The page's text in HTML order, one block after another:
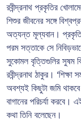
রবীন্দ্রনাথ প্রকৃতির
শিশুর জীবনের সঙ্গে
অত্যন্ত মূল্যবান।
পরম সত্তাকে সে
সুকোমল বৃত্তিগুলির সুষম
রবীন্দ্রনাথ ঠাকুর। ‘শিক্ষা
অবশ্যই কিছুটা জমি
বাগানের পরিচর্যা করবে।
কথা তিনি বলেছেন।